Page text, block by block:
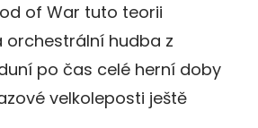
of War tuto teorii
orchestrální hudba z
po čas celé herní doby
velkoleposti ještě